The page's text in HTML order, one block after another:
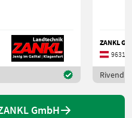
ZANKL
9631
GmbH